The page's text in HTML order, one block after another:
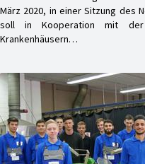
März 2020, in einer Sitzung des
soll in Kooperation mit der
Krankenhäusern…